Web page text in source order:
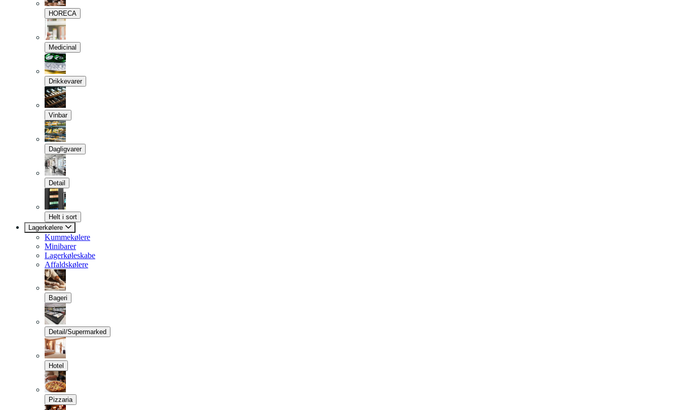
HORECA
Medicinal
Drikkevarer
Vinbar
Dagligvarer
Detail
Helt i sort
Lagerkølere
Kummekølere
Minibarer
Lagerkøleskabe
Affaldskølere
Bageri
Detail/Supermarked
Hotel
Pizzaria